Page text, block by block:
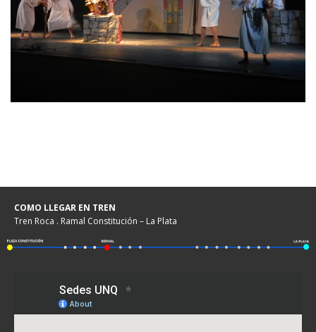
COMO LLEGAR EN TREN
Tren Roca . Ramal Constitución – La Plata